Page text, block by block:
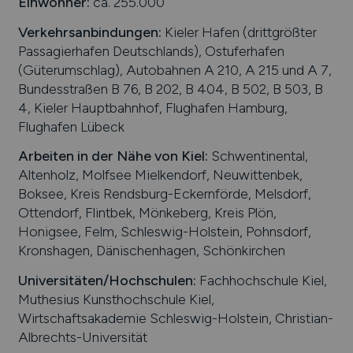
International
Verkehrsanbindungen: Kieler Hafen (drittgrößter
Passagierhafen Deutschlands), Ostuferhafen
(Güterumschlag), Autobahnen A 210, A 215 und A 7,
Bundesstraßen B 76, B 202, B 404, B 502, B 503, B
4, Kieler Hauptbahnhof, Flughafen Hamburg,
Flughafen Lübeck
Arbeiten in der Nähe von Kiel: Schwentinental,
Altenholz, Molfsee Mielkendorf, Neuwittenbek,
Boksee, Kreis Rendsburg-Eckernförde, Melsdorf,
Ottendorf, Flintbek, Mönkeberg, Kreis Plön,
Honigsee, Felm, Schleswig-Holstein, Pohnsdorf,
Kronshagen, Dänischenhagen, Schönkirchen
Universitäten/Hochschulen: Fachhochschule Kiel,
Muthesius Kunsthochschule Kiel,
Wirtschaftsakademie Schleswig-Holstein, Christian-
Albrechts-Universität